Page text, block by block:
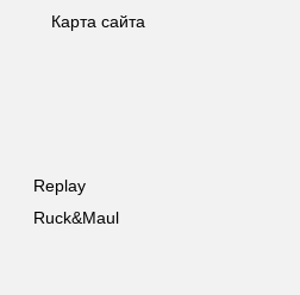
Карта сайта
Replay
Ruck&Maul